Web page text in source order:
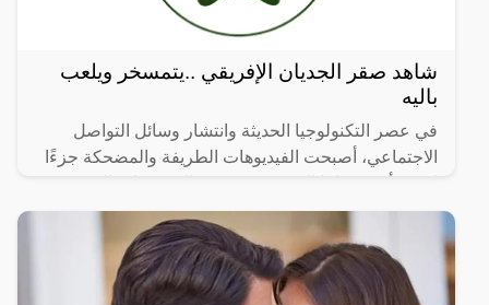
شاهد صقر الجديان الإفريقي ..يتمسخر ويلعب
باليه
في عصر التكنولوجيا الحديثة وانتشار وسائل التواصل
الاجتماعي، أصبحت الفيديوهات الطريفة والمضحكة جزءًا
انتشرت